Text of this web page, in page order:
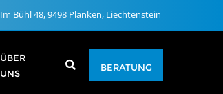
Im Bühl 48, 9498 Planken, Liechtenstein
ÜBER
UNS
BERATUNG